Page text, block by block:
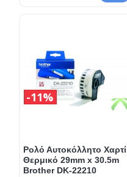
Ρολό Αυτοκόλλητο Χαρτί
Θερμικό 29mm x 30.5m
Brother DK-22210
11%